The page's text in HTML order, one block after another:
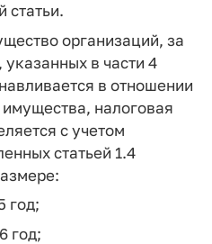
статьи.
организаций, за
в части 4
в отношении
налоговая
с учетом
статьей 1.4
год;
год;